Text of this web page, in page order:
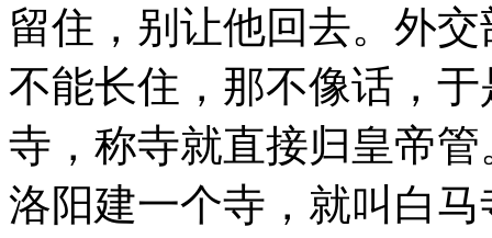
留住，别让他回去。外
不能长住，那不像话，
寺，称寺就直接归皇帝
洛阳建一个寺，就叫白